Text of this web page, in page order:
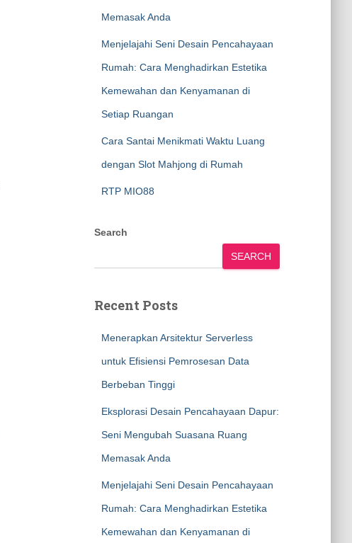
Memasak Anda
Menjelajahi Seni Desain Pencahayaan
Rumah: Cara Menghadirkan Estetika
Kemewahan dan Kenyamanan di
Setiap Ruangan
Cara Santai Menikmati Waktu Luang
dengan Slot Mahjong di Rumah
RTP MIO88
Search
SEARCH
Recent Posts
Menerapkan Arsitektur Serverless
untuk Efisiensi Pemrosesan Data
Berbeban Tinggi
Eksplorasi Desain Pencahayaan Dapur:
Seni Mengubah Suasana Ruang
Memasak Anda
Menjelajahi Seni Desain Pencahayaan
Rumah: Cara Menghadirkan Estetika
Kemewahan dan Kenyamanan di